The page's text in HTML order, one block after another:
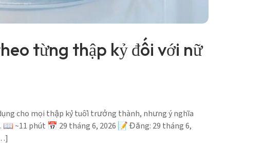
từng thập kỷ đối với nữ
cho mọi thập kỷ tuổi trưởng thành, nhưng ý nghĩa
~11 phút 📅 29 tháng 6, 2026 📝 Đăng: 29 tháng 6,